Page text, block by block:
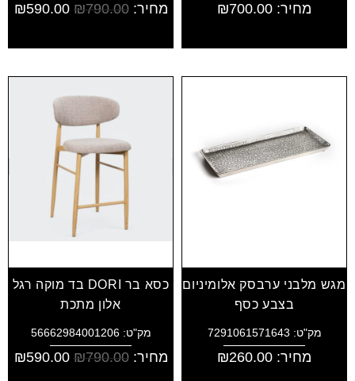
מחיר: ₪700.00 מחיר: ₪790.00
₪590.00
מגש מלבני ערבסק אלומיניום
בצבע כסף
מק"ט: 7291061571643
מחיר: ₪260.00
כסא בר DORI בד מוקה רגל
אלון מתכת
מק"ט: 56662984001206
מחיר: ₪790.00
₪590.00